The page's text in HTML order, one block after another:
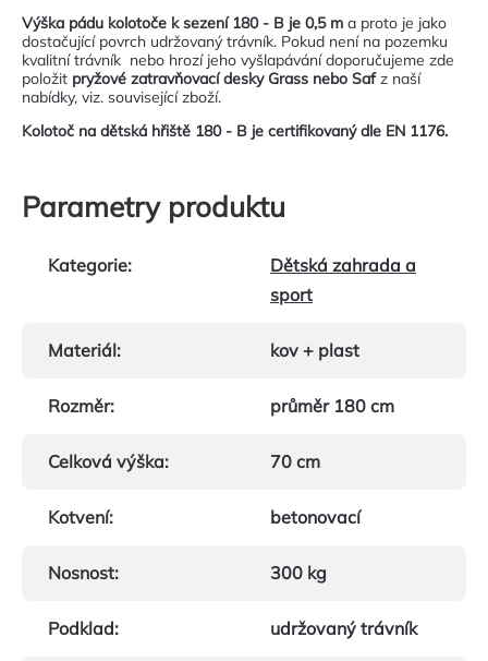
Výška pádu kolotoče k sezení 180 - B je 0,5 m a proto je jako
dostačující povrch udržovaný trávník. Pokud není na pozemku
kvalitní trávník nebo hrozí jeho vyšlapávání doporučujeme zde
položit pryžové zatravňovací desky Grass nebo Safz naší
nabídky, viz. související zboží.
Kolotoč na dětská hřiště 180 - B je certifikovaný dle EN 1176.
Parametry produktu
Kategorie:
Dětská zahrada a
sport
Materiál: kov + plast
Rozměr: průměr 180 cm
Celková výška: 70 cm
Kotvení: betonovací
Nosnost: 300 kg
Podklad: udržovaný trávník